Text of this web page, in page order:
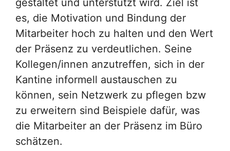
es, die Motivation und Bindung der
Mitarbeiter hoch zu halten und den Wert
der Präsenz zu verdeutlichen. Seine
Kollegen/innen anzutreffen, sich in der
Kantine informell austauschen zu
können, sein Netzwerk zu pflegen bzw
zu erweitern sind Beispiele dafür, was
die Mitarbeiter an der Präsenz im Büro
schätzen.